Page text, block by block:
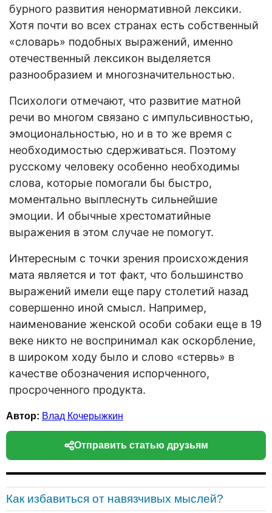
бурного развития ненормативной лексики.
Хотя почти во всех странах есть собственный
«словарь» подобных выражений, именно
отечественный лексикон выделяется
разнообразием и многозначительностью.
Психологи отмечают, что развитие матной
речи во многом связано с импульсивностью,
эмоциональностью, но и в то же время с
необходимостью сдерживаться. Поэтому
русскому человеку особенно необходимы
слова, которые помогали бы быстро,
моментально выплеснуть сильнейшие
эмоции. И обычные хрестоматийные
выражения в этом случае не помогут.
Интересным с точки зрения происхождения
мата является и тот факт, что большинство
выражений имели еще пару столетий назад
совершенно иной смысл. Например,
наименование женской особи собаки еще в 19
веке никто не воспринимал как оскорбление,
в широком ходу было и слово «стервь» в
качестве обозначения испорченного,
просроченного продукта.
Автор: Влад Кочерыжкин
Отправить статью друзьям
Как избавиться от навязчивых мыслей?